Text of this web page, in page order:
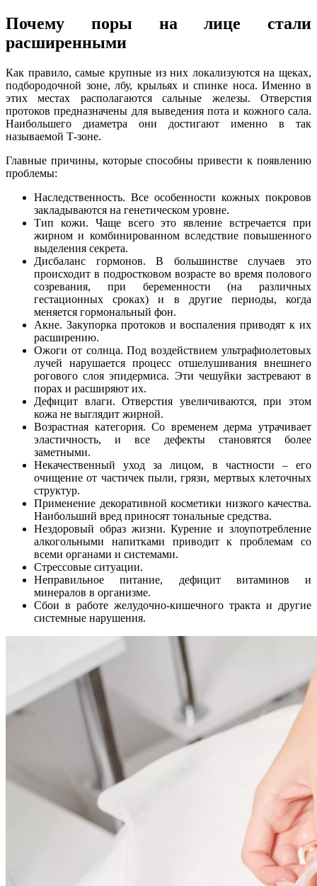
Почему поры на лице стали
расширенными
Как правило, самые крупные из них локализуются на щеках,
подбородочной зоне, лбу, крыльях и спинке носа. Именно в
этих местах располагаются сальные железы. Отверстия
протоков предназначены для выведения пота и кожного сала.
Наибольшего диаметра они достигают именно в так
называемой Т-зоне.
Главные причины, которые способны привести к появлению
проблемы:
Наследственность. Все особенности кожных покровов
закладываются на генетическом уровне.
Тип кожи. Чаще всего это явление встречается при
жирном и комбинированном вследствие повышенного
выделения секрета.
Дисбаланс гормонов. В большинстве случаев это
происходит в подростковом возрасте во время полового
созревания, при беременности (на различных
гестационных сроках) и в другие периоды, когда
меняется гормональный фон.
Акне. Закупорка протоков и воспаления приводят к их
расширению.
Ожоги от солнца. Под воздействием ультрафиолетовых
лучей нарушается процесс отшелушивания внешнего
рогового слоя эпидермиса. Эти чешуйки застревают в
порах и расширяют их.
Дефицит влаги. Отверстия увеличиваются, при этом
кожа не выглядит жирной.
Возрастная категория. Со временем дерма утрачивает
эластичность, и все дефекты становятся более
заметными.
Некачественный уход за лицом, в частности – его
очищение от частичек пыли, грязи, мертвых клеточных
структур.
Применение декоративной косметики низкого качества.
Наибольший вред приносят тональные средства.
Нездоровый образ жизни. Курение и злоупотребление
алкогольными напитками приводит к проблемам со
всеми органами и системами.
Стрессовые ситуации.
Неправильное питание, дефицит витаминов и
минералов в организме.
Сбои в работе желудочно-кишечного тракта и другие
системные нарушения.